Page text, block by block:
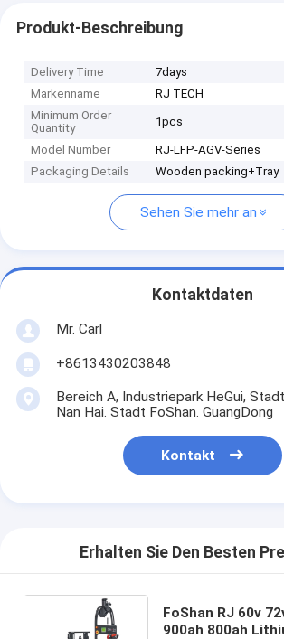
Produkt-Beschreibung
Delivery Time
7days
Markenname
RJ TECH
Minimum Order
Quantity
1pcs
Model Number
RJ-LFP-AGV-Series
Packaging Details
Wooden packing+Tray
Sehen Sie mehr an
Kontaktdaten
Mr. Carl
+8613430203848
Bereich A, Industriepark HeGui,
Nan Hai. Stadt FoShan. GuangDong
Kontakt
Erhalten Sie Den Besten
FoShan RJ 60v
900ah 800ah